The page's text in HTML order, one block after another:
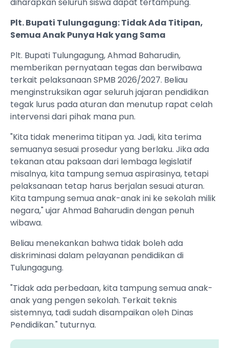
diharapkan seluruh siswa dapat tertampung.
Plt. Bupati Tulungagung: Tidak Ada Titipan,
Semua Anak Punya Hak yang Sama
Plt. Bupati Tulungagung, Ahmad Baharudin,
memberikan pernyataan tegas dan berwibawa
terkait pelaksanaan SPMB 2026/2027. Beliau
menginstruksikan agar seluruh jajaran pendidikan
tegak lurus pada aturan dan menutup rapat celah
intervensi dari pihak mana pun.
"Kita tidak menerima titipan ya. Jadi, kita terima
semuanya sesuai prosedur yang berlaku. Jika ada
tekanan atau paksaan dari lembaga legislatif
misalnya, kita tampung semua aspirasinya, tetapi
pelaksanaan tetap harus berjalan sesuai aturan.
Kita tampung semua anak-anak ini ke sekolah milik
negara," ujar Ahmad Baharudin dengan penuh
wibawa.
Beliau menekankan bahwa tidak boleh ada
diskriminasi dalam pelayanan pendidikan di
Tulungagung.
"Tidak ada perbedaan, kita tampung semua anak-
anak yang pengen sekolah. Terkait teknis
sistemnya, tadi sudah disampaikan oleh Dinas
Pendidikan." tuturnya.